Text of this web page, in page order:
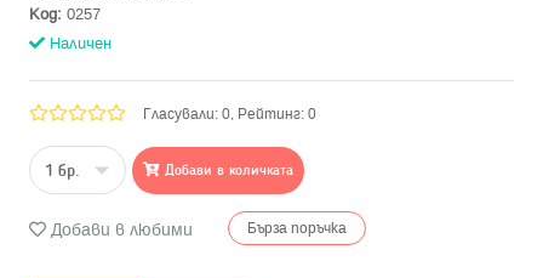
Код: 0257
Наличен
Гласували: 0, Рейтинг: 0
Добави в количката
Добави в любими Бърза поръчка